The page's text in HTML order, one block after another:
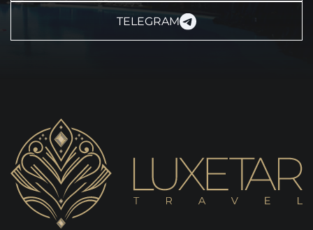
TELEGRAM